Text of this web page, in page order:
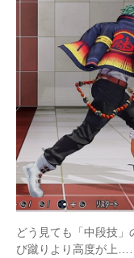
どう見ても「中段技
び蹴りより高度が上